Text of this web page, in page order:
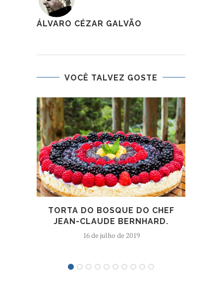
ÁLVARO CÉZAR GALVÃO
VOCÊ TALVEZ GOSTE
TORTA DO BOSQUE DO CHEF
JEAN-CLAUDE BERNHARD.
16 de julho de 2019